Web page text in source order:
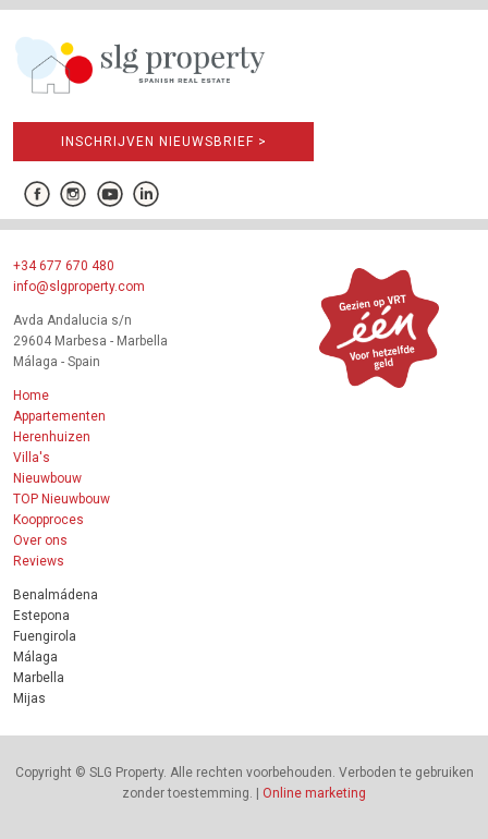
INSCHRIJVEN NIEUWSBRIEF >
+34 677 670 480
info@slgproperty.com
Avda Andalucia s/n
29604 Marbesa - Marbella
Málaga - Spain
Home
Appartementen
Herenhuizen
Villa's
Nieuwbouw
TOP Nieuwbouw
Koopproces
Over ons
Reviews
Benalmádena
Estepona
Fuengirola
Málaga
Marbella
Mijas
Copyright © SLG Property. Alle rechten voorbehouden. Verboden te gebruiken
zonder toestemming. | Online marketing